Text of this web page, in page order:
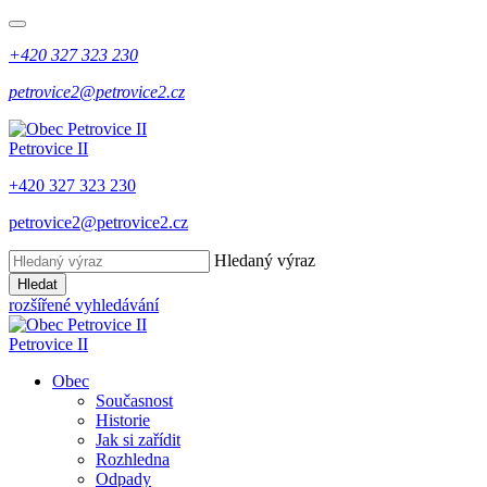
+420 327 323 230
petrovice2@petrovice2.cz
Petrovice II
+420 327 323 230
petrovice2@petrovice2.cz
Hledaný výraz
Hledat
rozšířené vyhledávání
Petrovice II
Obec
Současnost
Historie
Jak si zařídit
Rozhledna
Odpady